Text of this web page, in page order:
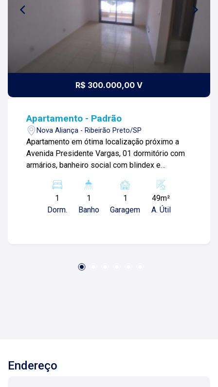
R$ 300.000,00 V
Apartamento - Padrão
Nova Aliança - Ribeirão Preto/SP
Apartamento em ótima localização próximo a
Avenida Presidente Vargas, 01 dormitório com
armários, banheiro social com blindex e
planejada, área de serviços e 1 vaga de
garagem.1
Dorm.
1
Banho
1
Garagem
49m²
A. Útil
Endereço